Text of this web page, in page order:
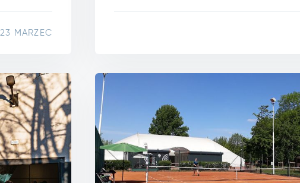
23 MARZEC